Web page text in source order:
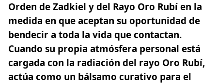
Orden de Zadkiel y del Rayo Oro Rubí en la
medida en que aceptan su oportunidad de
bendecir a toda la vida que contactan.
Cuando su propia atmósfera personal está
cargada con la radiación del rayo Oro Rubí,
actúa como un bálsamo curativo para el